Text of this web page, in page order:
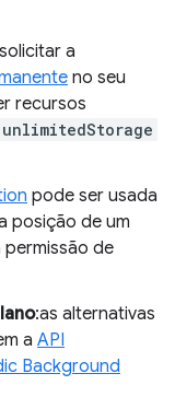
a
no seu
recursos
unlimitedStorage
pode ser usada
posição de um
permissão de
:as alternativas
a API
Background